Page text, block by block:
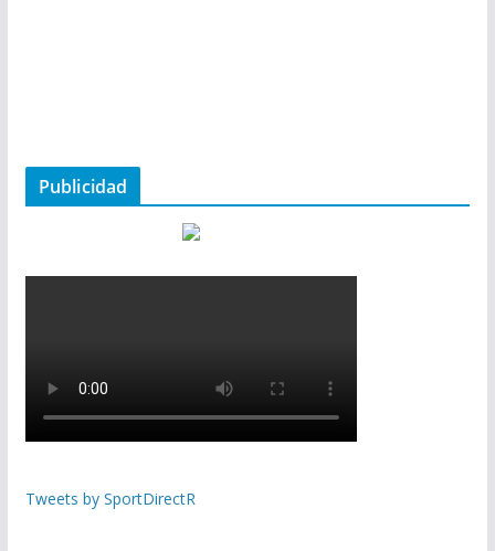
Publicidad
Tweets by SportDirectR